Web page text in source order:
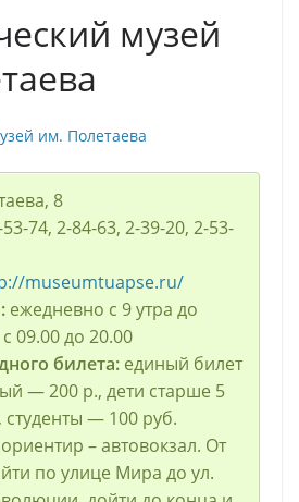
музей
8
74, 2-84-63, 2-39-20, 2-53-
museumtuapse.ru/
ежедневно с 9 утра до
09.00 до 20.00
билета: единый билет
— 200 р., дети старше 5
— 100 руб.
– автовокзал. От
по улице Мира до ул.